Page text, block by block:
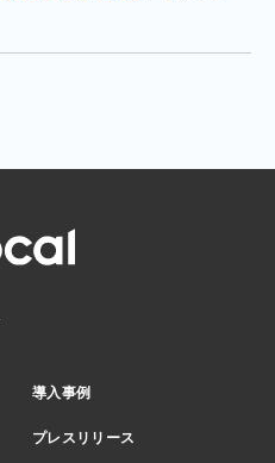
導入事例
プレスリリース